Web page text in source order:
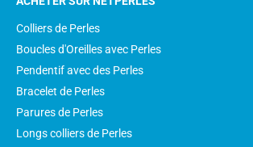
Colliers de Perles
Boucles d'Oreilles avec Perles
Pendentif avec des Perles
Bracelet de Perles
Parures de Perles
Longs colliers de Perles